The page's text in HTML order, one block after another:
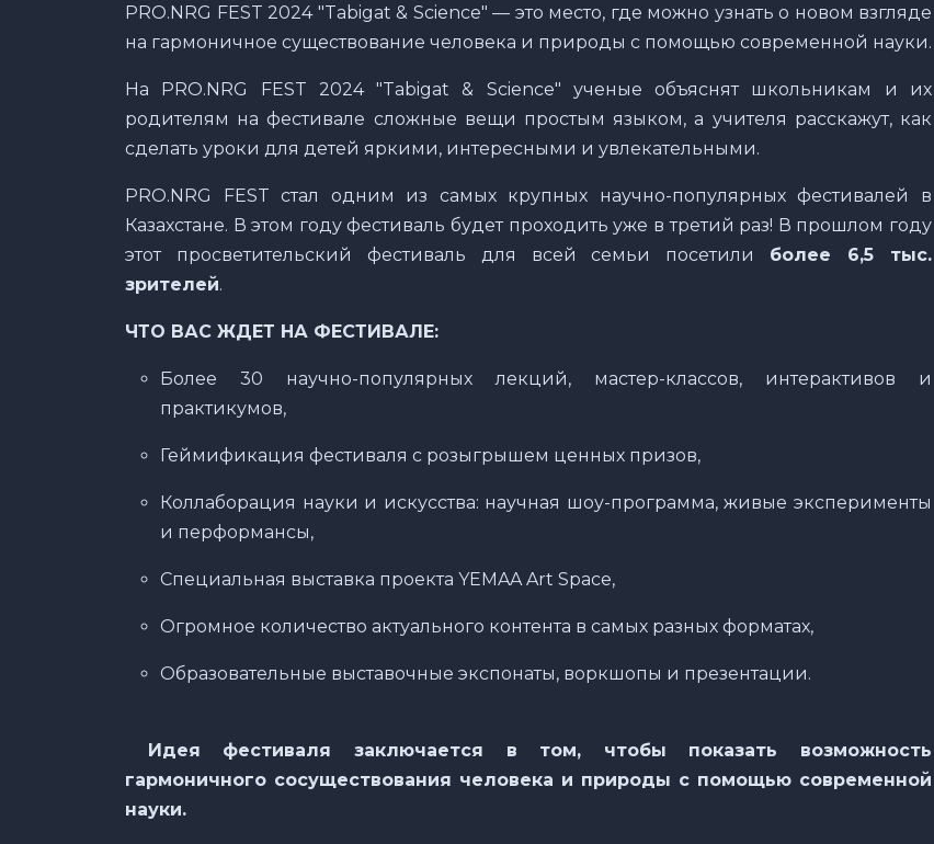
PRO.NRG FEST 2024 "Tabigat & Science" — это место, где можно узнать о новом взгляде
на гармоничное существование человека и природы с помощью современной науки.
На PRO.NRG FEST 2024 "Tabigat & Science" ученые объяснят школьникам и их
родителям на фестивале сложные вещи простым языком, а учителя расскажут, как
сделать уроки для детей яркими, интересными и увлекательными.
PRO.NRG FEST стал одним из самых крупных научно-популярных фестивалей в
Казахстане. В этом году фестиваль будет проходить уже в третий раз! В прошлом году
этот просветительский фестиваль для всей семьи посетили более 6,5 тыс.
зрителей.
ЧТО ВАС ЖДЕТ НА ФЕСТИВАЛЕ:
Более 30 научно-популярных лекций, мастер-классов, интерактивов и
практикумов,
Геймификация фестиваля с розыгрышем ценных призов,
Коллаборация науки и искусства: научная шоу-программа, живые эксперименты
и перформансы,
Специальная выставка проекта YEMAA Art Space,
Огромное количество актуального контента в самых разных форматах,
Образовательные выставочные экспонаты, воркшопы и презентации.
Идея фестиваля заключается в том, чтобы показать возможность
гармоничного сосуществования человека и природы с помощью современной
науки.